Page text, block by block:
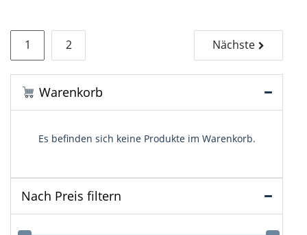
Seitennummerierung
der
Beiträge
1 2 Nächste
Warenkorb
Es befinden sich keine Produkte im Warenkorb.
Nach Preis filtern